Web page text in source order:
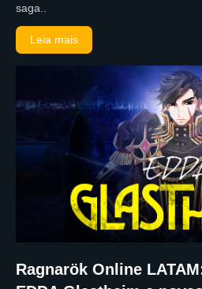
saga..
Leia mais
Ragnarök Online